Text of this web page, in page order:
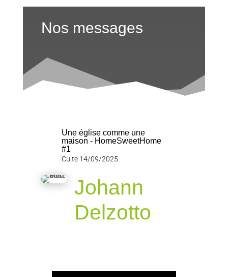
Nos messages
Une église comme une
maison - HomeSweetHome
#1
Culte 14/09/2025
Johann
Delzotto